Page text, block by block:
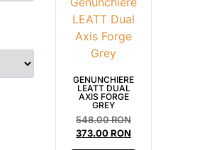
GENUNCHIERE
LEATT DUAL
AXIS FORGE
GREY
548.00RON
373.00RON